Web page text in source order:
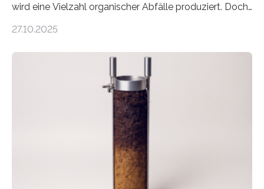
wird eine Vielzahl organischer Abfälle produziert. Doch
Potenzial nur dann entfalten können, wenn sie in
Veränderung der Wirtschaft wichtig ist, zeigt der vom
Deutschen Biomasseforschungszentrum und der
Stadtreinigung Leipzig konzipierte und am 24. Oktober
2025 offiziell eingeweihte Stadtrundgang „KreisLauf“. Er
ist ab sofort im Leipziger Stadtgebiet…
27.10.2025